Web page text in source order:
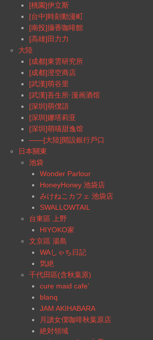
[桃園]伊立斯
[台中]時刻動漫町
[南投]攝香咖啡館
[高雄]田力力
大陸
[成都]東雲研究所
[成都]澄空商店
[武漢]萌谷里
[武漢]吾生所·漫画酒馆
[深圳]萌僕語
[深圳]娜塔莉亚
[深圳]萌喵甜逸馆
——[大陸]開設銀行戶口
日本關東
池袋
Wonder Parlour
HoneyHoney 池袋店
みけねこカフェ 池袋店
SWALLOWTAIL
台東區 上野
HIYOKO家
文京區 湯島
WAしゃち日記
気絶
千代田區(含秋葉原)
cure maid cafe’
blanq
JAM AKIHABARA
月讀女僕咖啡秋葉原店
絶対領域